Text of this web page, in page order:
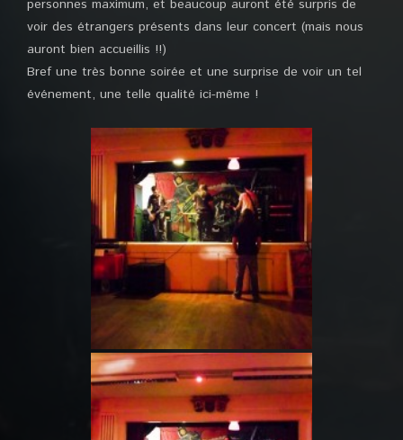
personnes maximum, et beaucoup auront été surpris de
voir des étrangers présents dans leur concert (mais nous
auront bien accueillis !!)
Bref une très bonne soirée et une surprise de voir un tel
événement, une telle qualité ici-même !